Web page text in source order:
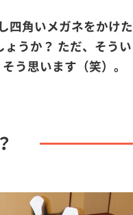
四角いメガネをかけた
うか？ ただ、そうい
う思います（笑）。